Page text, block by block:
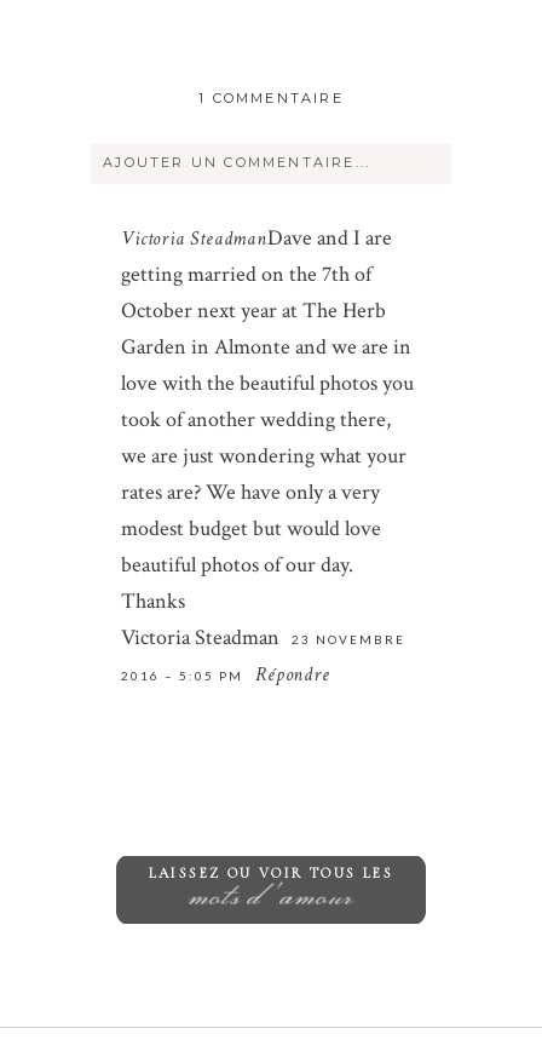
1 COMMENTAIRE
AJOUTER UN COMMENTAIRE...
Save my name, email, and website in
this browser for the next time I
comment.
Victoria SteadmanDave and I are
getting married on the 7th of
October next year at The Herb
Garden in Almonte and we are in
love with the beautiful photos you
took of another wedding there,
we are just wondering what your
rates are? We have only a very
modest budget but would love
beautiful photos of our day.
Thanks
Victoria Steadman
23 NOVEMBRE
2016 – 5:05 PM Répondre
mots d'amour
LAISSEZ OU VOIR TOUS LES